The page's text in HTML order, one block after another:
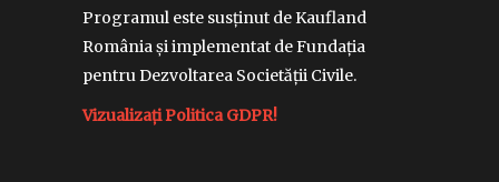
Programul este susținut de Kaufland
România și implementat de Fundația
pentru Dezvoltarea Societății Civile.
Vizualizați Politica GDPR!